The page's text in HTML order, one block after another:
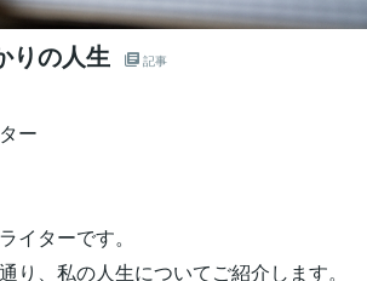
りの人生 記事
ー
イターです。
り、私の人生についてご紹介します。